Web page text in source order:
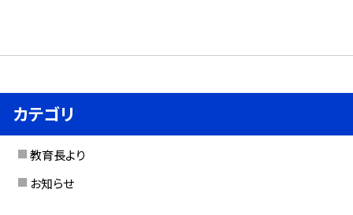
カテゴリ
教育長より
お知らせ